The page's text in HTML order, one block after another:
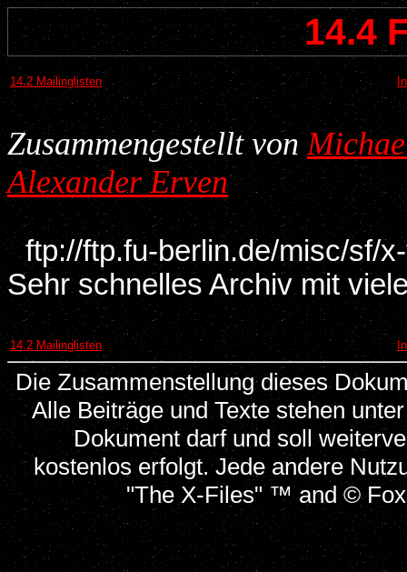
14.4
14.2 Mailinglisten
Zusammengestellt von
Alexander Erven
ftp://ftp.fu-berlin.de/misc/sf/
Sehr schnelles Archiv mit
14.2 Mailinglisten
Die Zusammenstellung dieses
Alle Beiträge und Texte stehen
Dokument darf und soll
kostenlos erfolgt. Jede andere
"The X-Files" ™ and ©